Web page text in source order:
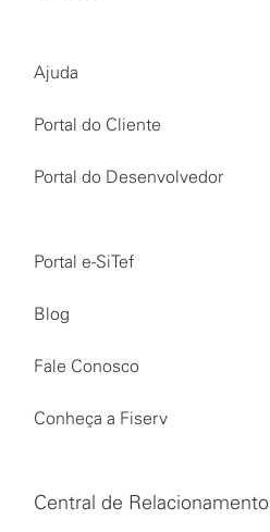
Ajuda
Portal do Cliente
Portal do Desenvolvedor
Portal e-SiTef
Blog
Fale Conosco
Conheça a Fiserv
Central de Relacionamento